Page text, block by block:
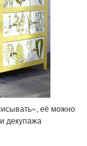
её можно
декупажа